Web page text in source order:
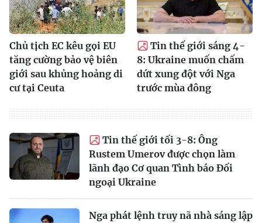
Chủ tịch EC kêu gọi EU
tăng cường bảo vệ biên
giới sau khủng hoảng di
cư tại Ceuta
Tin thế giới sáng 4-
8: Ukraine muốn chấm
dứt xung đột với Nga
trước mùa đông
Tin thế giới tối 3-8: Ông
Rustem Umerov được chọn làm
lãnh đạo Cơ quan Tình báo Đối
ngoại Ukraine
Nga phát lệnh truy nã nhà sáng lập